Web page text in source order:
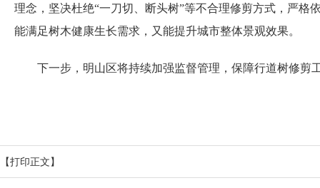
理念，坚决杜绝“一刀切、断头树”等不合理修剪方式，严
能满足树木健康生长需求，又能提升城市整体景观效果。
下一步，明山区将持续加强监督管理，保障行道树修剪
【打印正文】